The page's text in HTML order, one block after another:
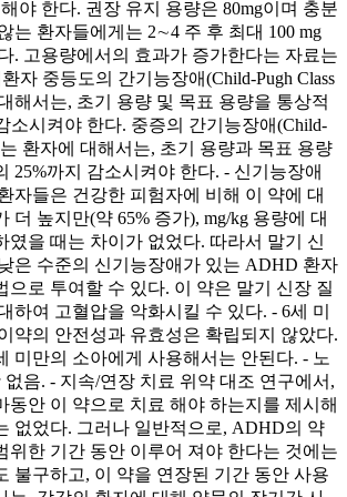
야 한다. 권장 유지 용량은 80mg이며 충분
는 환자들에게는 2∼4 주 후 최대 100 mg
. 고용량에서의 효과가 증가한다는 자료는
자 중등도의 간기능장애(Child-Pugh Class
해서는, 초기 용량 및 목표 용량을 통상적
소시켜야 한다. 중증의 간기능장애(Child-
는 환자에 대해서는, 초기 용량과 목표 용량
25%까지 감소시켜야 한다. - 신기능장애
자들은 건강한 피험자에 비해 이 약에 대
더 높지만(약 65% 증가), mg/kg 용량에 대
였을 때는 차이가 없었다. 따라서 말기 신
은 수준의 신기능장애가 있는 ADHD 환자
으로 투여할 수 있다. 이 약은 말기 신장 질
하여 고혈압을 악화시킬 수 있다. - 6세 미
약의 안전성과 유효성은 확립되지 않았다.
미만의 소아에게 사용해서는 안된다. - 노
음. - 지속/연장 치료 위약 대조 연구에서,
동안 이 약으로 치료 해야 하는지를 제시해
없었다. 그러나 일반적으로, ADHD의 약
위한 기간 동안 이루어 져야 한다는 것에는
불구하고, 이 약을 연장된 기간 동안 사용